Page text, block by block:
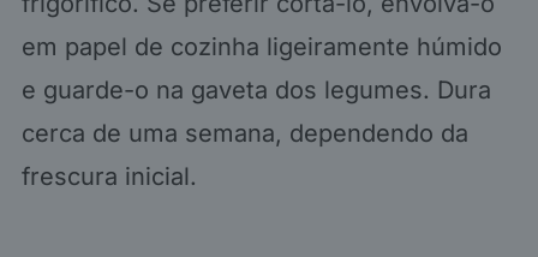
em papel de cozinha ligeiramente húmido
e guarde-o na gaveta dos legumes. Dura
cerca de uma semana, dependendo da
frescura inicial.